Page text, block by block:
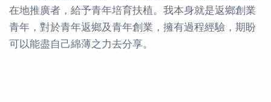
在地推廣者，給予青年培育扶植。我本身就是返鄉創業
青年，對於青年返鄉及青年創業，擁有過程經驗，期盼
可以能盡自己綿薄之力去分享。